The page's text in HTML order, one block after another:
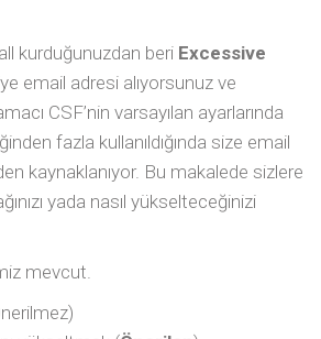
kurduğunuzdan beri Excessive
email adresi alıyorsunuz ve
CSF’nin varsayılan ayarlarında
fazla kullanıldığında size email
kaynaklanıyor. Bu makalede sizlere
yada nasıl yükselteceğinizi
mevcut.